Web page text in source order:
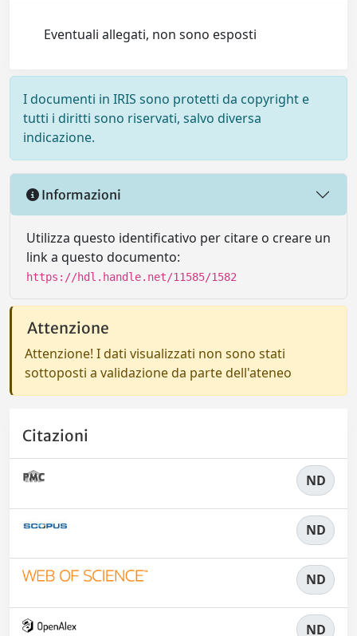
Eventuali allegati, non sono esposti
I documenti in IRIS sono protetti da copyright e
tutti i diritti sono riservati, salvo diversa
indicazione.
Informazioni
Utilizza questo identificativo per citare o creare un
link a questo documento:
https://hdl.handle.net/11585/1582
Attenzione
Attenzione! I dati visualizzati non sono stati
sottoposti a validazione da parte dell'ateneo
Citazioni
ND
ND
ND
ND